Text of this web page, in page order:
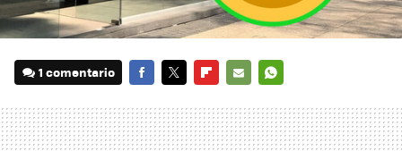
1 comentario
MAIL